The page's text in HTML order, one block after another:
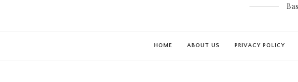
HOME ABOUT US PRIVACY POLICY